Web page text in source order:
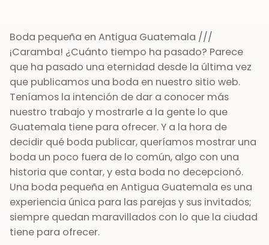
Boda pequeña en Antigua Guatemala ///
¡Caramba! ¿Cuánto tiempo ha pasado? Parece
que ha pasado una eternidad desde la última vez
que publicamos una boda en nuestro sitio web.
Teníamos la intención de dar a conocer más
nuestro trabajo y mostrarle a la gente lo que
Guatemala tiene para ofrecer. Y a la hora de
decidir qué boda publicar, queríamos mostrar una
boda un poco fuera de lo común, algo con una
historia que contar, y esta boda no decepcionó.
Una boda pequeña en Antigua Guatemala es una
experiencia única para las parejas y sus invitados;
siempre quedan maravillados con lo que la ciudad
tiene para ofrecer.